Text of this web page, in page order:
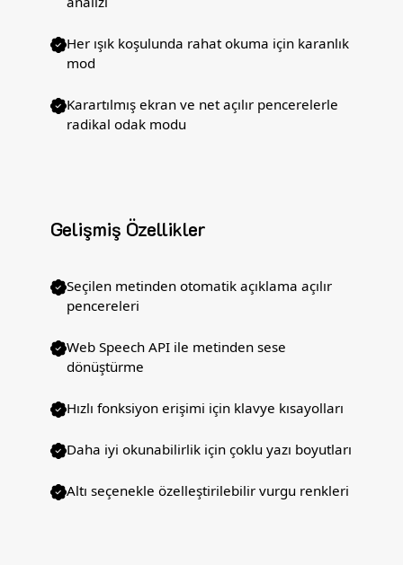
Her ışık koşulunda rahat okuma için karanlık
mod
Karartılmış ekran ve net açılır pencerelerle
radikal odak modu
Gelişmiş Özellikler
Seçilen metinden otomatik açıklama açılır
pencereleri
Web Speech API ile metinden sese
dönüştürme
Hızlı fonksiyon erişimi için klavye kısayolları
Daha iyi okunabilirlik için çoklu yazı boyutları
Altı seçenekle özelleştirilebilir vurgu renkleri